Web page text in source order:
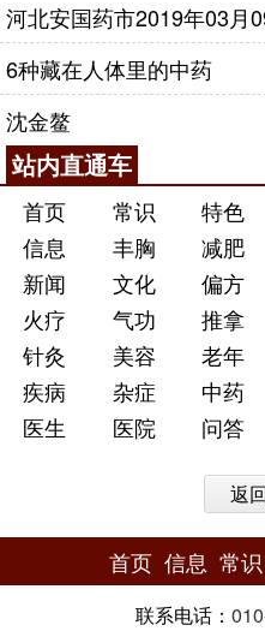
河北安国药市2019年03月
6种藏在人体里的中药
沈金鳌
站内直通车
首页 常识 特色
信息
丰胸 减肥
新闻
文化 偏方
火疗
气功 推拿
针灸
美容 老年
疾病
杂症 中药
医生
医院 问答
返
首页 信息 常识
联系电话：